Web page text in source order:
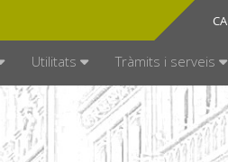
CA
ES
Utilitats Tràmits i serveis